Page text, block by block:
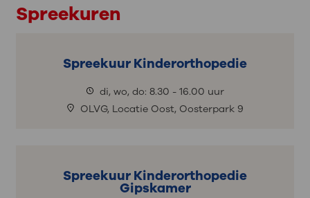
Spreekuren
Spreekuur Kinderorthopedie
di, wo, do: 8.30 - 16.00 uur
OLVG, Locatie Oost, Oosterpark 9
Spreekuur Kinderorthopedie
Gipskamer